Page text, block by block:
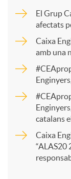
p
a
r
t
El Grup
afectats
Caixa
amb una
catalans
Caixa
“ALAS20